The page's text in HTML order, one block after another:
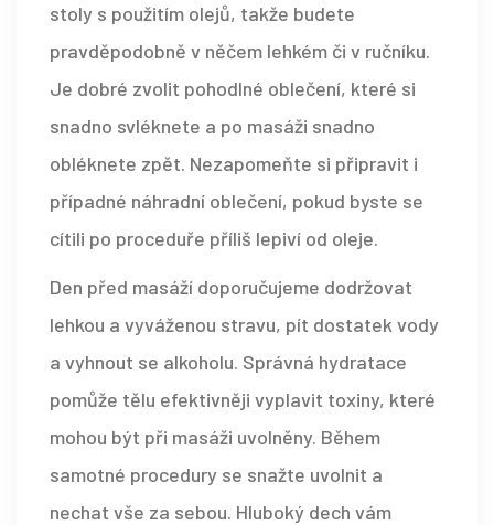
stoly s použitím olejů, takže budete
pravděpodobně v něčem lehkém či v ručníku.
Je dobré zvolit pohodlné oblečení, které si
snadno svléknete a po masáži snadno
obléknete zpět. Nezapomeňte si připravit i
případné náhradní oblečení, pokud byste se
cítili po proceduře příliš lepiví od oleje.
Den před masáží doporučujeme dodržovat
lehkou a vyváženou stravu, pít dostatek vody
a vyhnout se alkoholu. Správná hydratace
pomůže tělu efektivněji vyplavit toxiny, které
mohou být při masáži uvolněny. Během
samotné procedury se snažte uvolnit a
nechat vše za sebou. Hluboký dech vám